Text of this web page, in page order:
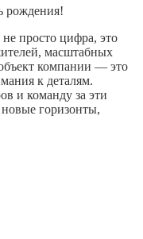
рождения!
просто цифра, это
масштабных
компании — это
к деталям.
и команду за эти
горизонты,